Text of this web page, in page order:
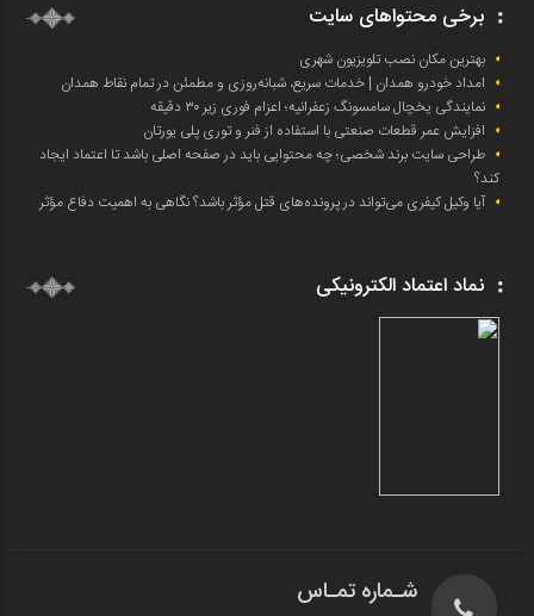
برخی محتواهای سایت
بهترین مکان نصب تلویزیون شهری
امداد خودرو همدان | خدمات سریع، شبانه‌روزی و مطمئن در تمام نقاط همدان
نمایندگی یخچال سامسونگ زعفرانیه؛ اعزام فوری زیر ۳۰ دقیقه
افزایش عمر قطعات صنعتی با استفاده از فنر و توری پلی یورتان
طراحی سایت برند شخصی؛ چه محتوایی باید در صفحه اصلی باشد تا اعتماد ایجاد
کند؟
آیا وکیل کیفری می‌تواند در پرونده‌های قتل مؤثر باشد؟ نگاهی به اهمیت دفاع مؤثر
نماد اعتماد الکترونیکی
شـماره تمـاس